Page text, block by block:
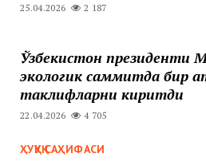
25.04.2026 2 187
Ўзбекистон президенти
экологик саммитда бир
таклифларни киритди
22.04.2026 4 705
ҲУҚУҚ САҲИФАСИ